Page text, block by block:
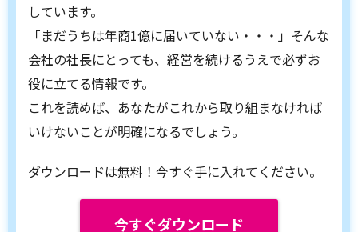
しています。
「まだうちは年商1億に届いていない・・・」そんな
会社の社長にとっても、経営を続けるうえで必ずお
役に立てる情報です。
これを読めば、あなたがこれから取り組まなければ
いけないことが明確になるでしょう。
ダウンロードは無料！今すぐ手に入れてください。
今すぐダウンロード